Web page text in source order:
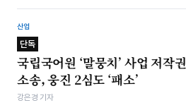
산업
단독
국립국어원 ‘말뭉치’ 사업 저작권
소송, 웅진 2심도 ‘패소’
강은경 기자